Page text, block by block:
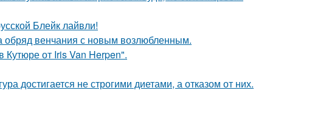
Блейк лайвли!
венчания с новым возлюбленным.
от Iris Van Herpen".
достигается не строгими диетами, а отказом от них.